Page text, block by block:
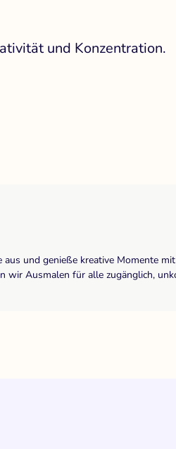
und Konzentration.
und genieße kreative Momente
wir Ausmalen für alle zugänglich,